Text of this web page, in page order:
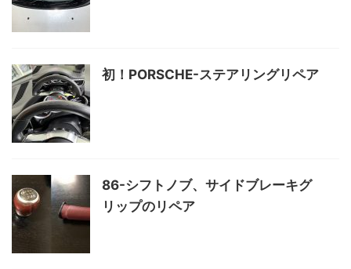
初！PORSCHE-ステアリングリペア
86-シフトノブ、サイドブレーキグ
リップのリペア